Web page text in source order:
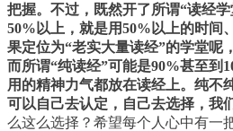
把握。不过，既然开了所谓“读经
50%以上，就是用50%以上的时间
果定位为“老实大量读经”的学堂呢
而所谓“纯读经”可能是90%甚至到
用的精神力气都放在读经上。纯不
可以自己去认定，自己去选择，我
么这么选择？希望每个人心中有一